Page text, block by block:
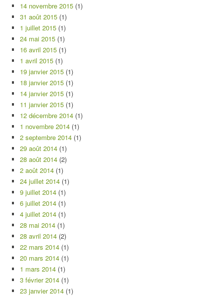
14 novembre 2015 (1)
31 août 2015 (1)
1 juillet 2015 (1)
24 mai 2015 (1)
16 avril 2015 (1)
1 avril 2015 (1)
19 janvier 2015 (1)
18 janvier 2015 (1)
14 janvier 2015 (1)
11 janvier 2015 (1)
12 décembre 2014 (1)
1 novembre 2014 (1)
2 septembre 2014 (1)
29 août 2014 (1)
28 août 2014 (2)
2 août 2014 (1)
24 juillet 2014 (1)
9 juillet 2014 (1)
6 juillet 2014 (1)
4 juillet 2014 (1)
28 mai 2014 (1)
28 avril 2014 (2)
22 mars 2014 (1)
20 mars 2014 (1)
1 mars 2014 (1)
3 février 2014 (1)
23 janvier 2014 (1)